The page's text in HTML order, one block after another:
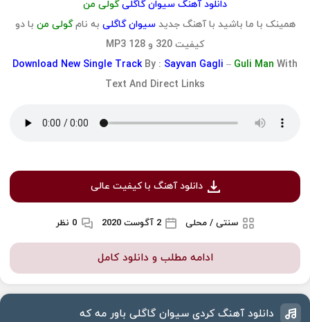
دانلود آهنگ سیوان گاگلی گولی من
همینک با ما باشید با آهنگ جدیدسیوان گاگلی به نامگولی من با دو
کیفیت 320 و 128 MP3
Download New Single Track By : Sayvan Gagli – Guli Man With
Text And Direct Links
دانلود آهنگ با کیفیت عالی
سنتی / محلی 2 آگوست 2020 0 نظر
ادامه مطلب و دانلود کامل
دانلود آهنگ کردی سیوان گاگلی باور مه که